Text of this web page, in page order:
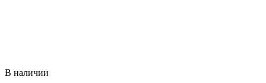
В наличии